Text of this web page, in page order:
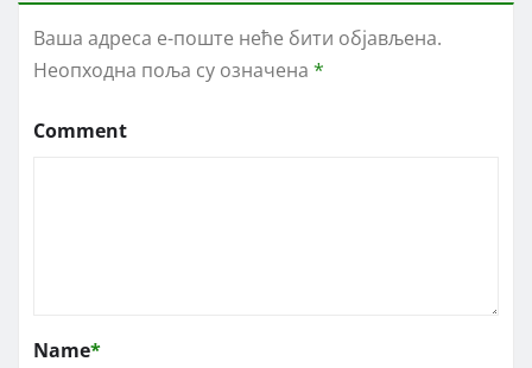
Ваша адреса е-поште неће бити објављена.
Неопходна поља су означена *
Comment
Name*